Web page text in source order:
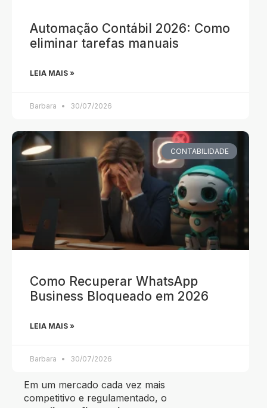
Automação Contábil 2026: Como
eliminar tarefas manuais
LEIA MAIS »
Barbara 30/07/2026
CONTABILIDADE
Como Recuperar WhatsApp
Business Bloqueado em 2026
LEIA MAIS »
Barbara 30/07/2026
Em um mercado cada vez mais
competitivo e regulamentado, o